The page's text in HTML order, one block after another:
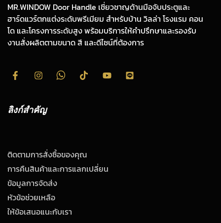
MR.WINDOW Door Handle เชี่ยวชาญด้านมือจับประตูและ
ฮาร์ดแวร์ตกแต่งระดับพรีเมียม สำหรับบ้าน วิลล่า โรงแรม คอน
โด และโครงการระดับสูง พร้อมบริการให้คำปรึกษาและรองรับ
งานสั่งผลิตตามขนาด สี และดีไซน์ที่ต้องการ
ลิงก์สำคัญ
ติดตามการสั่งซื้อของคุณ
การคืนสินค้าและการแลกเปลี่ยน
ข้อมูลการจัดส่ง
หัวข้อช่วยเหลือ
ให้ข้อเสนอแนะกับเรา